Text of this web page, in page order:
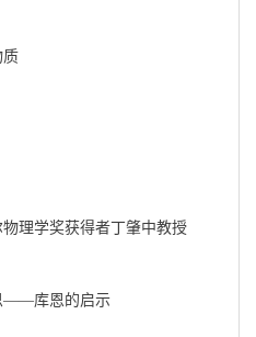
质
理学奖获得者丁肇中教授
——库恩的启示